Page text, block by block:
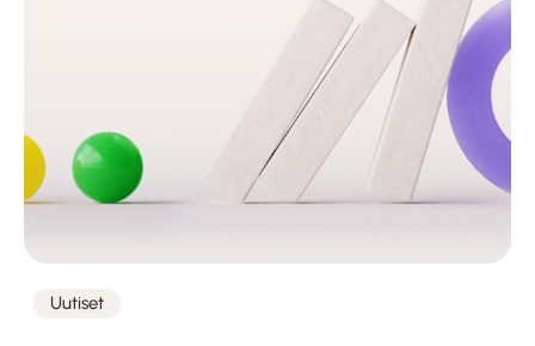
Kategoriat
Uutiset